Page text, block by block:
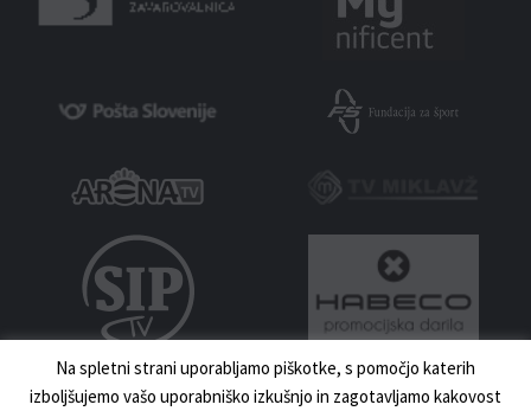
Na spletni strani uporabljamo piškotke, s pomočjo katerih
izboljšujemo vašo uporabniško izkušnjo in zagotavljamo kakovost